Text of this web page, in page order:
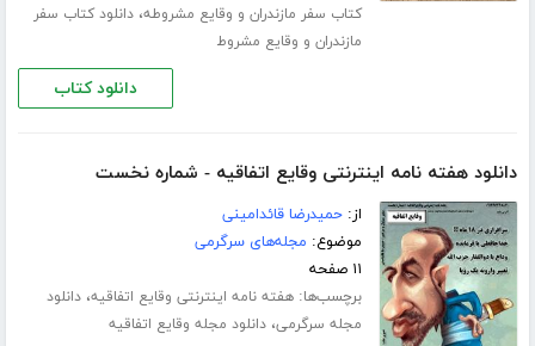
کتاب سفر مازندران و وقایع مشروطه،دانلود کتاب سفر
مازندران و وقایع مشروط
دانلود کتاب
دانلود هفته نامه اینترنتی وقایع اتفاقیه - شماره نخست
از:حمیدرضا قائدامینی
موضوع: مجله‌های سرگرمی
۱۱ صفحه
برچسب‌ها:هفته نامه اینترنتی وقایع اتفاقیه،دانلود
مجله سرگرمی،دانلود مجله وقایع اتفاقیه